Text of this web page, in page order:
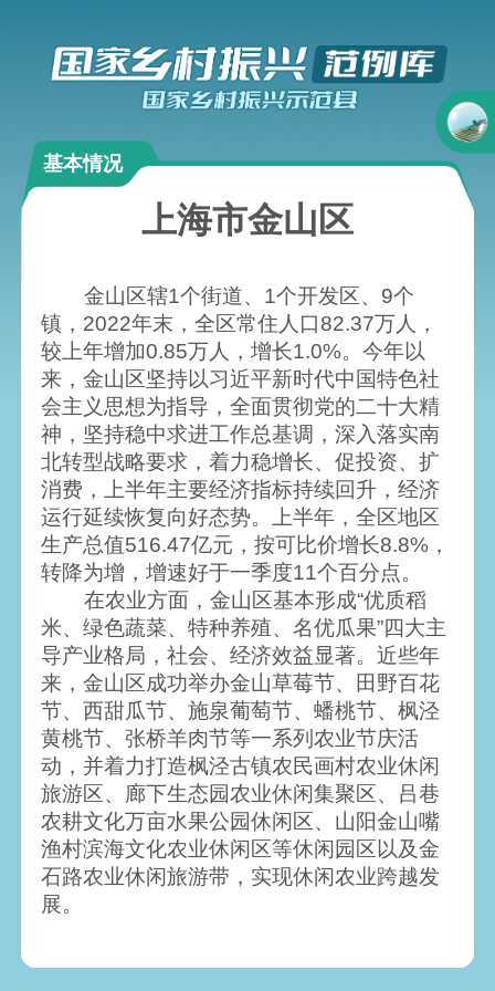
基本情况
上海市金山区
金山区辖1个街道、1个开发区、9个
镇，2022年末，全区常住人口82.37万人，
较上年增加0.85万人，增长1.0%。今年以
来，金山区坚持以习近平新时代中国特色社
会主义思想为指导，全面贯彻党的二十大精
神，坚持稳中求进工作总基调，深入落实南
北转型战略要求，着力稳增长、促投资、扩
消费，上半年主要经济指标持续回升，经济
运行延续恢复向好态势。上半年，全区地区
生产总值516.47亿元，按可比价增长8.8%，
转降为增，增速好于一季度11个百分点。
在农业方面，金山区基本形成“优质稻
米、绿色蔬菜、特种养殖、名优瓜果”四大主
导产业格局，社会、经济效益显著。近些年
来，金山区成功举办金山草莓节、田野百花
节、西甜瓜节、施泉葡萄节、蟠桃节、枫泾
黄桃节、张桥羊肉节等一系列农业节庆活
动，并着力打造枫泾古镇农民画村农业休闲
旅游区、廊下生态园农业休闲集聚区、吕巷
农耕文化万亩水果公园休闲区、山阳金山嘴
渔村滨海文化农业休闲区等休闲园区以及金
石路农业休闲旅游带，实现休闲农业跨越发
展。